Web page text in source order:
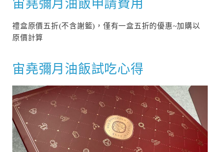
宙堯彌月油飯申請費用
禮盒原價五折(不含謝籃)，僅有一盒五折的優惠~加購以
原價計算
宙堯彌月油飯試吃心得